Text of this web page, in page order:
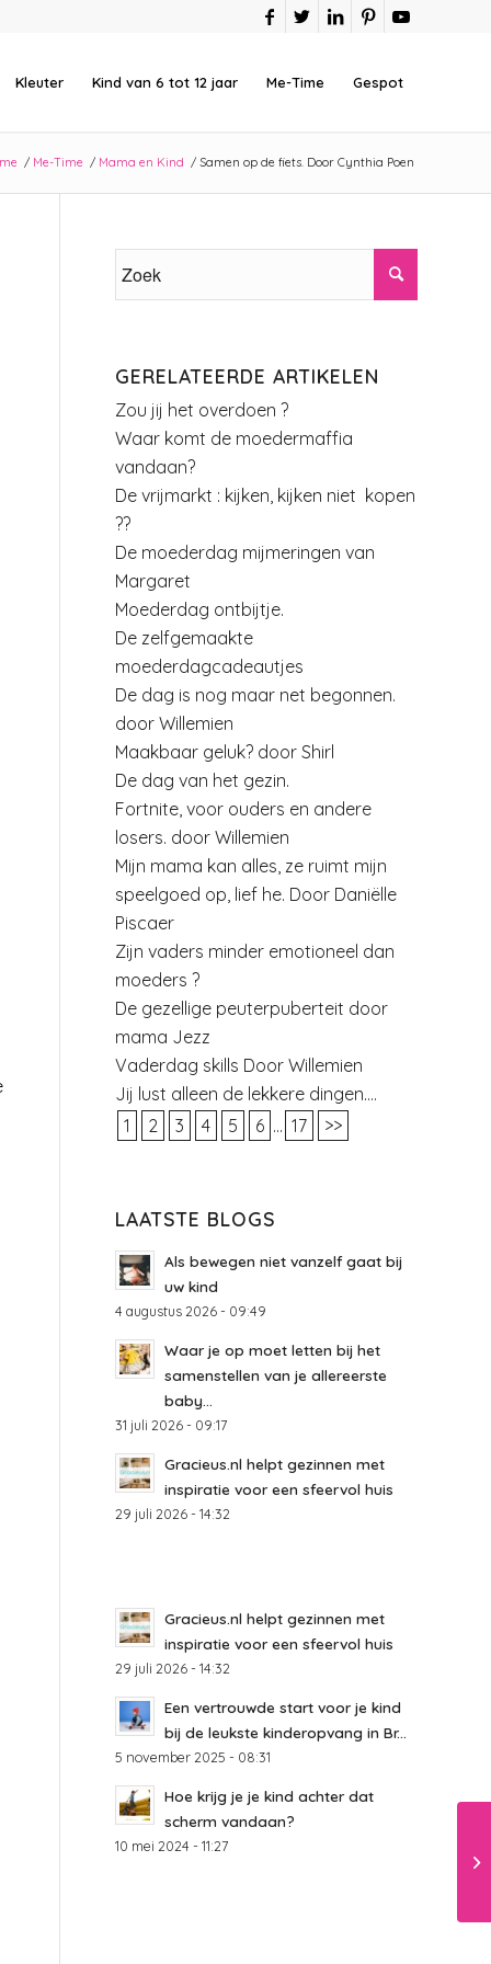
Kleuter Kind van 6 tot 12 jaar Me-Time Gespot
/ Me-Time / Mama en Kind / Samen op de fiets. Door Cynthia Poen
GERELATEERDE ARTIKELEN
Zou jij het overdoen ?
Waar komt de moedermaffia
vandaan?
De vrijmarkt : kijken, kijken niet kopen
??
De moederdag mijmeringen van
Margaret
Moederdag ontbijtje.
De zelfgemaakte
moederdagcadeautjes
De dag is nog maar net begonnen.
door Willemien
Maakbaar geluk? door Shirl
De dag van het gezin.
Fortnite, voor ouders en andere
losers. door Willemien
Mijn mama kan alles, ze ruimt mijn
speelgoed op, lief he. Door Daniëlle
Piscaer
Zijn vaders minder emotioneel dan
moeders ?
De gezellige peuterpuberteit door
mama Jezz
Vaderdag skills Door Willemien
Jij lust alleen de lekkere dingen….
1
2 3 4 5 6 ... 17 >>
LAATSTE BLOGS
Als bewegen niet vanzelf gaat bij
uw kind
4 augustus 2026 - 09:49
Waar je op moet letten bij het
samenstellen van je allereerste
baby...
31 juli 2026 - 09:17
Gracieus.nl helpt gezinnen met
inspiratie voor een sfeervol huis
29 juli 2026 - 14:32
Gracieus.nl helpt gezinnen met
inspiratie voor een sfeervol huis
29 juli 2026 - 14:32
Een vertrouwde start voor je kind
bij de leukste kinderopvang in Br...
5 november 2025 - 08:31
Hoe krijg je je kind achter dat
scherm vandaan?
10 mei 2024 - 11:27